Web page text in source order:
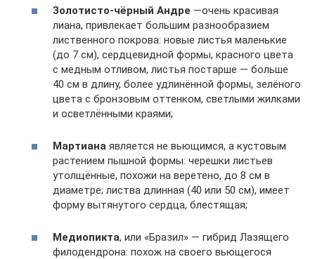
Золотисто-чёрный Андре —очень красивая
лиана, привлекает большим разнообразием
лиственного покрова: новые листья маленькие
(до 7 см), сердцевидной формы, красного цвета
с медным отливом, листья постарше — больше
40 см в длину, более удлинённой формы, зелёного
цвета с бронзовым оттенком, светлыми жилками
и осветлёнными краями;
Мартиана является не вьющимся, а кустовым
растением пышной формы: черешки листьев
утолщённые, похожи на веретено, до 8 см в
диаметре; листва длинная (40 или 50 см), имеет
форму вытянутого сердца, блестящая;
Медиопикта, или «Бразил» — гибрид Лазящего
филодендрона: похож на своего вьющегося